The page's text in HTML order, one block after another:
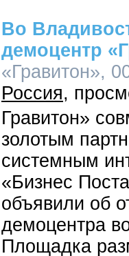
Во
демоцентр
«Гравитон»,
Россия
Гравитон»
золотым
системным
«Бизнес
объявили об
демоцентра
Площадка